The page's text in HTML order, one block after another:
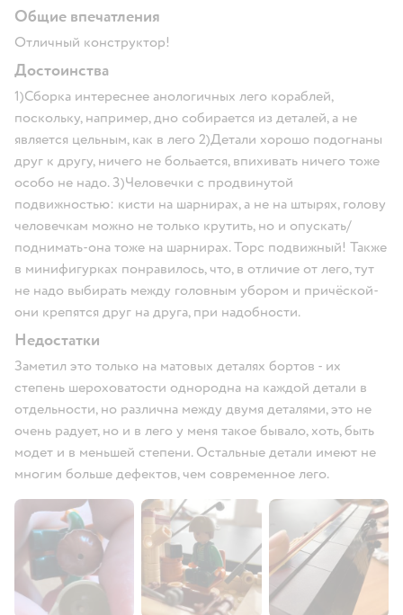
Общие впечатления
Отличный конструктор!
Достоинства
1)Сборка интереснее анологичных лего кораблей,
поскольку, например, дно собирается из деталей, а не
является цельным, как в лего 2)Детали хорошо подогнаны
друг к другу, ничего не больается, впихивать ничего тоже
особо не надо. 3)Человечки с продвинутой
подвижностью: кисти на шарнирах, а не на штырях, голову
человечкам можно не только крутить, но и опускать/
поднимать-она тоже на шарнирах. Торс подвижный! Также
в минифигурках понравилось, что, в отличие от лего, тут
не надо выбирать между головным убором и причёской-
они крепятся друг на друга, при надобности.
Недостатки
Заметил это только на матовых деталях бортов - их
степень шероховатости однородна на каждой детали в
отдельности, но различна между двумя деталями, это не
очень радует, но и в лего у меня такое бывало, хоть, быть
модет и в меньшей степени. Остальные детали имеют не
многим больше дефектов, чем современное лего.